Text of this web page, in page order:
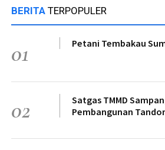
BERITA TERPOPULER
01 Petani Tembakau
02
Satgas TMMD
Pembangunan